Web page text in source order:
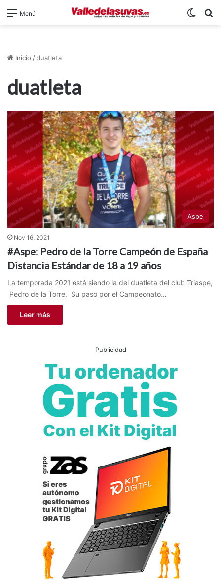
Menú
Inicio /duatleta
duatleta
Aspe
Nov 16, 2021
#Aspe: Pedro de la Torre Campeón de España
Distancia Estándar de 18 a 19 años
La temporada 2021 está siendo la del duatleta del club Triaspe,
Pedro de la Torre. Su paso por el Campeonato…
Leer más
Publicidad